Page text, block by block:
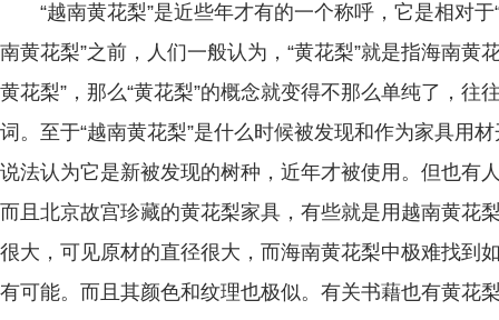
“越南黄花梨”是近些年才有的一个称呼，它是相对于
南黄花梨”之前，人们一般认为，“黄花梨”就是指海南黄
黄花梨”，那么“黄花梨”的概念就变得不那么单纯了，往
词。至于“越南黄花梨”是什么时候被发现和作为家具用
说法认为它是新被发现的树种，近年才被使用。但也有
而且北京故宫珍藏的黄花梨家具，有些就是用越南黄花
很大，可见原材的直径很大，而海南黄花梨中极难找到
有可能。而且其颜色和纹理也极似。有关书藉也有黄花